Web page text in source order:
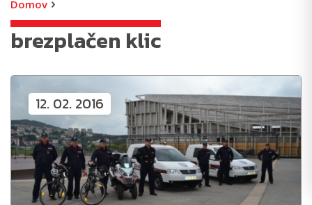
Domov
brezplačen klic
12. 02. 2016